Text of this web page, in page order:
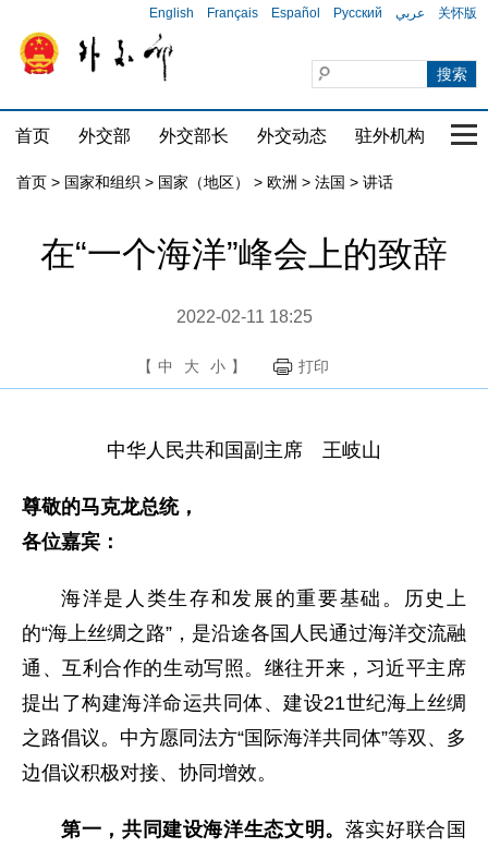
English Français Español Русский عربي 关怀版
首页 外交部 外交部长 外交动态 驻外机构 国
首页 > 国家和组织 > 国家（地区） > 欧洲 > 法国 > 讲话
在“一个海洋”峰会上的致辞
2022-02-11 18:25
【 中 大 小 】 打印
中华人民共和国副主席 王岐山
尊敬的马克龙总统，
各位嘉宾：
海洋是人类生存和发展的重要基础。历史上
的“海上丝绸之路”，是沿途各国人民通过海洋交流融
通、互利合作的生动写照。继往开来，习近平主席
提出了构建海洋命运共同体、建设21世纪海上丝绸
之路倡议。中方愿同法方“国际海洋共同体”等双、多
边倡议积极对接、协同增效。
第一，共同建设海洋生态文明。 落实好联合国